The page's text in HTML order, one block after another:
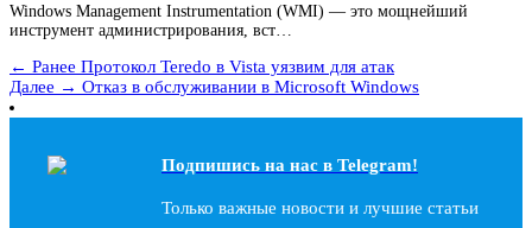
Windows Management Instrumentation (WMI) — это мощнейший
инструмент администрирования, вст…
← Ранее Протокол Teredo в Vista уязвим для атак
Далее → Отказ в обслуживании в Microsoft Windows
Подпишись на наc в Telegram!
Только важные новости и лучшие статьи